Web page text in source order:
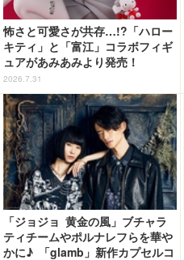
怖さと可愛さが共存…!?「ハロー
キティ」と「富江」コラボフィギ
ュアがあみあみより発売！
2026.7.31
「ジョジョ 黄金の風」ブチャラ
ティチームやポルナレフらを華や
かに♪ 「glamb」新作カプセルコ